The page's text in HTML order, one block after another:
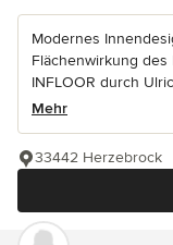
Modernes
Flächenwirkung
INFLOOR durch
Mehr
33442 Herzebrock